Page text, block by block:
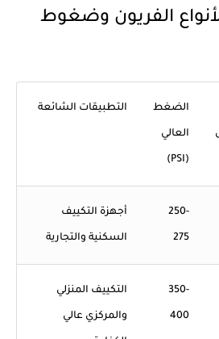
الفريون وضغوط
الضغط
العالي
(PSI)
التطبيقات الشائعة
250-
275
أجهزة التكييف
السكنية والتجارية
350-
400
التكييف المنزلي
والمركزي عالي